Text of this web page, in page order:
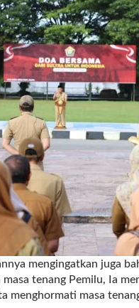
mengingatkan juga
tenang Pemilu, Ia
menghormati masa